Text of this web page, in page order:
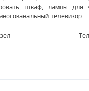
шкаф, лампы для
телевизор.